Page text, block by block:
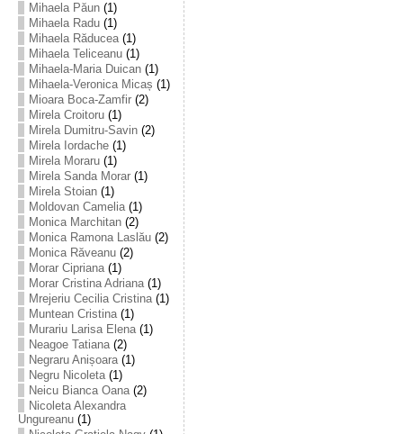
Mihaela Păun(1)
Mihaela Radu(1)
Mihaela Răducea(1)
Mihaela Teliceanu(1)
Mihaela-Maria Duican(1)
Mihaela-Veronica Micaș (1)
Mioara Boca-Zamfir(2)
Mirela Croitoru(1)
Mirela Dumitru-Savin(2)
Mirela Iordache(1)
Mirela Moraru(1)
Mirela Sanda Morar(1)
Mirela Stoian(1)
Moldovan Camelia(1)
Monica Marchitan(2)
Monica Ramona Laslău(2)
Monica Răveanu(2)
Morar Cipriana(1)
Morar Cristina Adriana(1)
Mrejeriu Cecilia Cristina(1)
Muntean Cristina(1)
Murariu Larisa Elena(1)
Neagoe Tatiana(2)
Negraru Anișoara(1)
Negru Nicoleta(1)
Neicu Bianca Oana(2)
Nicoleta Alexandra
Ungureanu(1)